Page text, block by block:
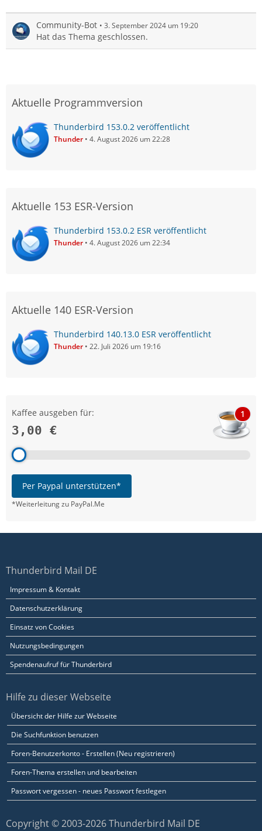
Community-Bot 3. September 2024 um 19:20
Hat das Thema geschlossen.
Aktuelle Programmversion
Thunderbird 153.0.2 veröffentlicht
Thunder 4. August 2026 um 22:28
Aktuelle 153 ESR-Version
Thunderbird 153.0.2 ESR veröffentlicht
Thunder 4. August 2026 um 22:34
Aktuelle 140 ESR-Version
Thunderbird 140.13.0 ESR veröffentlicht
Thunder 22. Juli 2026 um 19:16
Kaffee ausgeben für:
3,00 €
1
Per Paypal unterstützen*
*Weiterleitung zu PayPal.Me
Thunderbird Mail DE
Impressum & Kontakt
Datenschutzerklärung
Einsatz von Cookies
Nutzungsbedingungen
Spendenaufruf für Thunderbird
Hilfe zu dieser Webseite
Übersicht der Hilfe zur Webseite
Die Suchfunktion benutzen
Foren-Benutzerkonto - Erstellen (Neu registrieren)
Foren-Thema erstellen und bearbeiten
Passwort vergessen - neues Passwort festlegen
Copyright © 2003-2026 Thunderbird Mail DE